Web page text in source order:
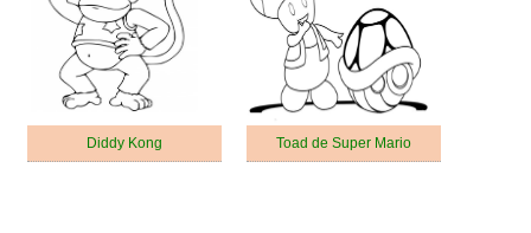
Diddy Kong Toad de Super Mario